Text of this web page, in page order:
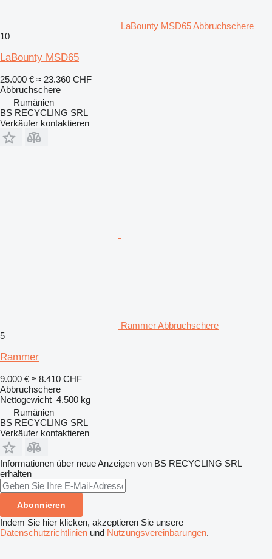
LaBounty MSD65 Abbruchschere
10
LaBounty MSD65
25.000 € ≈ 23.360 CHF
Abbruchschere
Rumänien
BS RECYCLING SRL
Verkäufer kontaktieren
Rammer Abbruchschere
5
Rammer
9.000 € ≈ 8.410 CHF
Abbruchschere
Nettogewicht 4.500 kg
Rumänien
BS RECYCLING SRL
Verkäufer kontaktieren
Informationen über neue Anzeigen von BS RECYCLING SRL
erhalten
Abonnieren
Indem Sie hier klicken, akzeptieren Sie unsere
Datenschutzrichtlinien und Nutzungsvereinbarungen.